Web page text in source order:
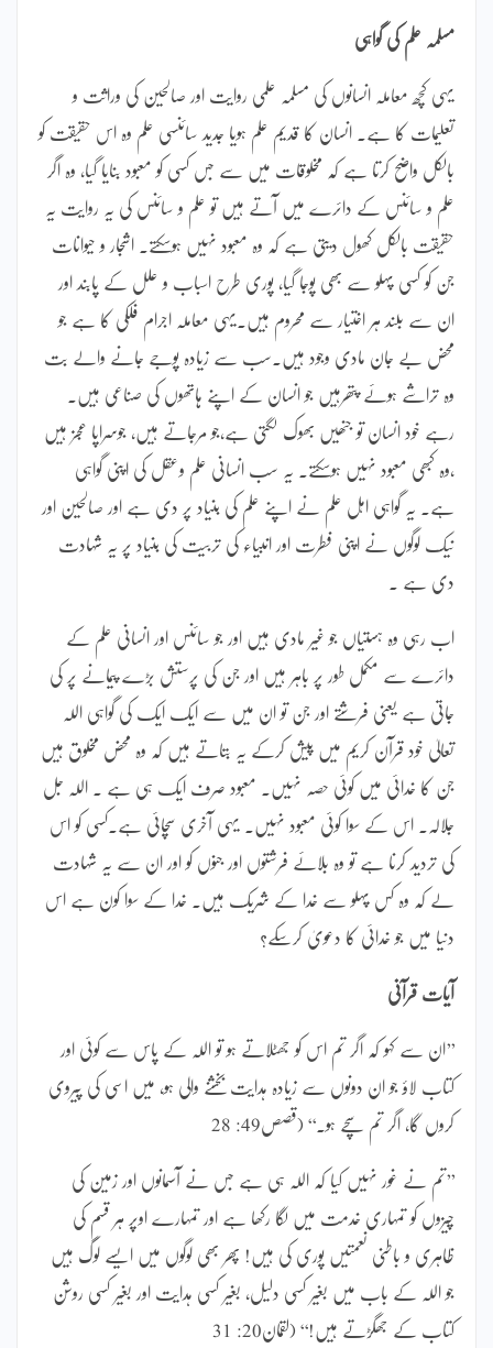
مسلمہ علم کی گواہی
یہی کچھ معاملہ انسانوں کی مسلمہ علمی روایت اور صالحین کی وراثت و
تعلیمات کا ہے۔ انسان کا قدیم علم ہویا جدید سائنسی علم وہ اس حقیقت کو
بالکل واضح کرتا ہے کہ مخلوقات میں سے جس کسی کو معبود بنایا گیا، وہ اگر
علم و سائنس کے دائرے میں آتے ہیں تو علم و سائنس کی یہ روایت یہ
حقیقت بالکل کھول دیتی ہے کہ وہ معبود نہیں ہوسکتے۔ اشجار و حیوانات
جن کو کسی پہلو سے بھی پوجا گیا، پوری طرح اسباب و علل کے پابند اور
ان سے بلند ہر اختیار سے محروم ہیں۔یہی معاملہ اجرام فلکی کا ہے جو
محض بے جان مادی وجود ہیں۔سب سے زیادہ پوجے جانے والے بت
وہ تراشے ہوئے پتھرہیں جو انسان کے اپنے ہاتھوں کی صناعی ہیں۔
رہے خود انسان تو جنھیں بھوک لگتی ہے،جو مرجاتے ہیں، جوسراپا عجز ہیں
،وہ کبھی معبود نہیں ہوسکتے۔ یہ سب انسانی علم وعقل کی اپنی گواہی
ہے۔ یہ گواہی اہل علم نے اپنے علم کی بنیاد پر دی ہے اور صالحین اور
نیک لوگوں نے اپنی فطرت اور انبیاء کی تربیت کی بنیاد پر یہ شہادت
دی ہے ۔
اب رہی وہ ہستیاں جو غیر مادی ہیں اور جو سائنس اور انسانی علم کے
دائرے سے مکمل طور پر باہر ہیں اور جن کی پرستش بڑے پیمانے پر کی
جاتی ہے یعنی فرشتے اور جن تو ان میں سے ایک ایک کی گواہی اللہ
تعالیٰ خود قرآن کریم میں پیش کرکے یہ بتاتے ہیں کہ وہ محض مخلوق ہیں
جن کا خدائی میں کوئی حصہ نہیں۔ معبود صرف ایک ہی ہے ۔ اللہ جل
جلالہ۔ اس کے سوا کوئی معبود نہیں۔ یہی آخری سچائی ہے۔کسی کو اس
کی تردید کرنا ہے تو وہ بلائے فرشتوں اور جنوں کو اور ان سے یہ شہادت
لے کہ وہ کس پہلو سے خدا کے شریک ہیں۔ خدا کے سوا کون ہے اس
دنیا میں جو خدائی کا دعویٰ کرسکے؟
آیات قرآنی
’’ان سے کہو کہ اگر تم اس کو جھٹلاتے ہو تو اللہ کے پاس سے کوئی اور
کتاب لاؤ جو ان دونوں سے زیادہ ہدایت بخشنے والی ہو، میں اسی کی پیروی
کروں گا، اگر تم سچے ہو۔‘‘ (قصص49: 28
’’تم نے غور نہیں کیا کہ اللہ ہی ہے جس نے آسمانوں اور زمین کی
چیزوں کو تمہاری خدمت میں لگا رکھا ہے اور تمہارے اوپر ہر قسم کی
ظاہری و باطنی نعمتیں پوری کی ہیں! پھر بھی لوگوں میں ایسے لوگ ہیں
جو اللہ کے باب میں بغیر کسی دلیل، بغیر کسی ہدایت اور بغیر کسی روشن
کتاب کے جھگڑتے ہیں!‘‘ (لقمان20: 31